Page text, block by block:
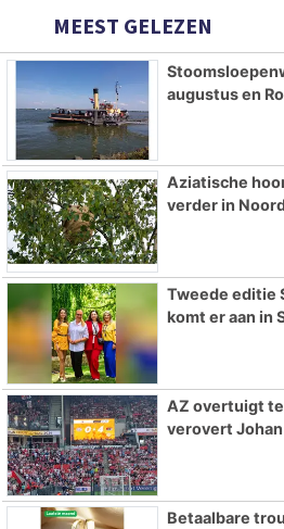
MEEST GELEZEN
augustus en
Aziatische
verder in
Tweede editie
komt er aan in
AZ overtuigt
verovert
Betaalbare